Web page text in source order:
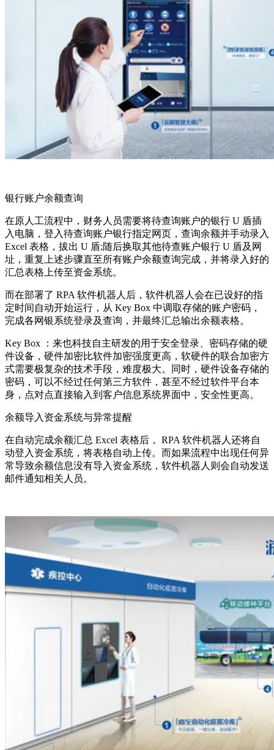
银行账户余额查询
在原人工流程中，财务人员需要将待查询账户的银行 U 盾插
入电脑，登入待查询账户银行指定网页，查询余额并手动录入
Excel 表格，拔出 U 盾;随后换取其他待查账户银行 U 盾及网
址，重复上述步骤直至所有账户余额查询完成，并将录入好的
汇总表格上传至资金系统。
而在部署了 RPA 软件机器人后，软件机器人会在已设好的指
定时间自动开始运行，从 Key Box 中调取存储的账户密码，
完成各网银系统登录及查询，并最终汇总输出余额表格。
Key Box ：来也科技自主研发的用于安全登录、密码存储的硬
件设备，硬件加密比软件加密强度更高，软硬件的联合加密方
式需要极复杂的技术手段，难度极大。同时，硬件设备存储的
密码，可以不经过任何第三方软件，甚至不经过软件平台本
身，点对点直接输入到客户信息系统界面中，安全性更高。
余额导入资金系统与异常提醒
在自动完成余额汇总 Excel 表格后， RPA 软件机器人还将自
动登入资金系统，将表格自动上传。而如果流程中出现任何异
常导致余额信息没有导入资金系统，软件机器人则会自动发送
邮件通知相关人员。